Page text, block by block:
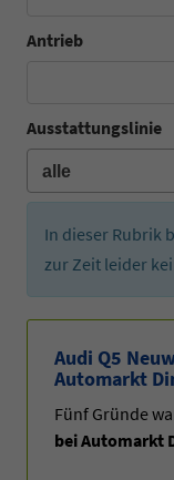
Antrieb
Ausstattungslinie
In dieser Rubrik
zur Zeit leider
Audi Q5
Automarkt
Fünf Gründe
bei Automarkt